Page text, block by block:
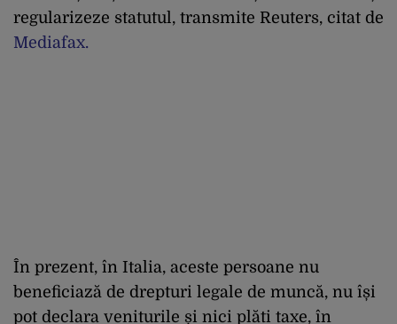
regularizeze statutul, transmite Reuters, citat de
Mediafax.
În prezent, în Italia, aceste persoane nu
beneficiază de drepturi legale de muncă, nu își
pot declara veniturile și nici plăti taxe, în